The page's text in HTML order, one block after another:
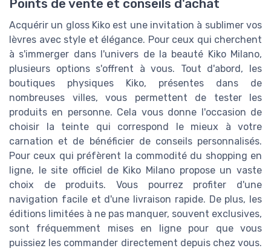
Points de vente et conseils d'achat
Acquérir un gloss Kiko est une invitation à sublimer vos
lèvres avec style et élégance. Pour ceux qui cherchent
à s'immerger dans l'univers de la beauté Kiko Milano,
plusieurs options s'offrent à vous. Tout d'abord, les
boutiques physiques Kiko, présentes dans de
nombreuses villes, vous permettent de tester les
produits en personne. Cela vous donne l'occasion de
choisir la teinte qui correspond le mieux à votre
carnation et de bénéficier de conseils personnalisés.
Pour ceux qui préfèrent la commodité du shopping en
ligne, le site officiel de Kiko Milano propose un vaste
choix de produits. Vous pourrez profiter d'une
navigation facile et d'une livraison rapide. De plus, les
éditions limitées à ne pas manquer, souvent exclusives,
sont fréquemment mises en ligne pour que vous
puissiez les commander directement depuis chez vous.